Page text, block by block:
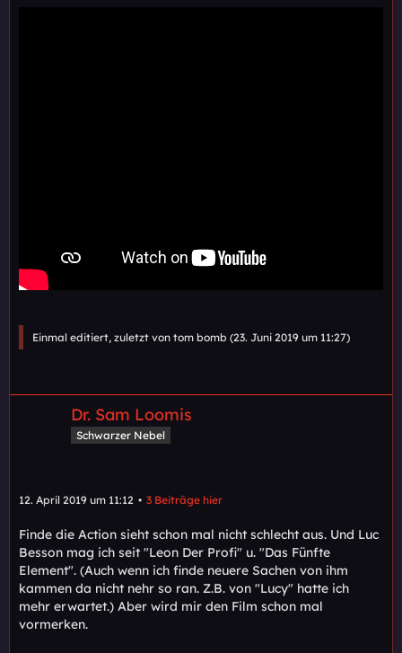
Einmal editiert, zuletzt von tom bomb (23. Juni 2019 um 11:27)
Dr. Sam Loomis
Schwarzer Nebel
12. April 2019 um 11:12 3 Beiträge hier
Finde die Action sieht schon mal nicht schlecht aus. Und Luc
Besson mag ich seit "Leon Der Profi" u. "Das Fünfte
Element". (Auch wenn ich finde neuere Sachen von ihm
kammen da nicht nehr so ran. Z.B. von "Lucy" hatte ich
mehr erwartet.) Aber wird mir den Film schon mal
vormerken.